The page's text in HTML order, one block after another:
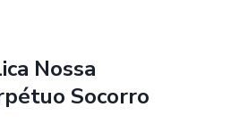
Livre, Idoso ou ID Jovem
Nossa
Socorro